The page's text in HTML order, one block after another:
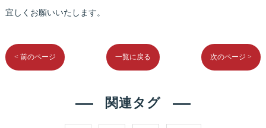
宜しくお願いいたします。
< 前のページ 一覧に戻る 次のページ >
関連タグ